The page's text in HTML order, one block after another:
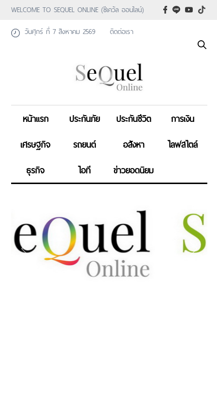
WELCOME TO SEQUEL ONLINE (ซีเคว้ล ออนไลน์)
วันศุกร์ ที่ 7 สิงหาคม 2569
ติดต่อเรา
หน้าแรก ประกันภัย ประกันชีวิต
การเงิน
เศรษฐกิจ
รถยนต์ อสังหา
ไลฟสไตล์
ธุรกิจ
ไอที ข่าวยอดนิยม